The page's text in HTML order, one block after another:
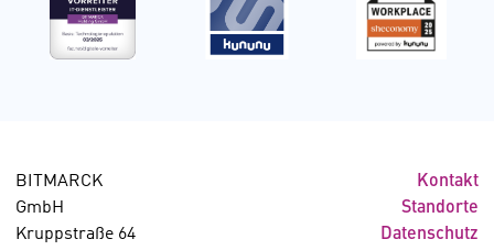
BITMARCK
GmbH
Kruppstraße 64
Kontakt
Standorte
Datenschutz